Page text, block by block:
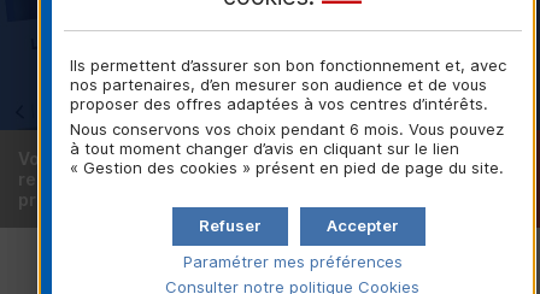
Vous êtes déjà client ou
recherchez une caisse locale
près de chez vous ?
Trouver votre
Politique de protection des données personnelles
Gestion des Cookies
Ils permettent d’assurer son bon fonctionnement et, avec
nos partenaires, d’en mesurer son audience et de vous
proposer des offres adaptées à vos centres d’intérêts.
Nous conservons vos choix pendant 6 mois. Vous pouvez
à tout moment changer d’avis en cliquant sur le lien
« Gestion des cookies » présent en pied de page du site.
Accepter
Refuser
Paramétrer mes préférences
Consulter notre politique Cookies